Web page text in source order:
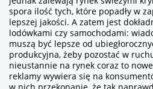
spora ilość tych, które popadły w
lepszej jakości. A zatem jest
lodówkami czy samochodami:
muszą być lepsze od
produkcyjna, żeby pozostać w
nieustannie na rynek coraz to
reklamy wywiera się na
w nich przekonanie, że tak